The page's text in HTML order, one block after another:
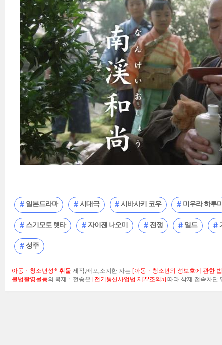
일본드라마 시대극 시바사키 코우 미우라 하루
스기모토 텟타 자이젠 나오미 전쟁 일드
성주
아동ㆍ청소년성착취물 제작,배포,소지한 자는 [아동ㆍ청소년의 성보호에 관한
불법촬영물등의 복제ㆍ전송은 [전기통신사업법 제22조의5] 따라 삭제.접속차단